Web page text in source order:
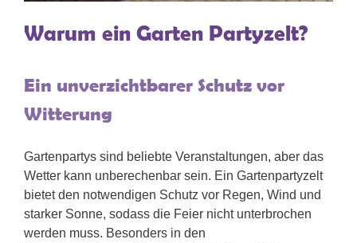
Warum ein Garten Partyzelt?
Ein unverzichtbarer Schutz vor
Witterung
Gartenpartys sind beliebte Veranstaltungen, aber das
Wetter kann unberechenbar sein. Ein Gartenpartyzelt
bietet den notwendigen Schutz vor Regen, Wind und
starker Sonne, sodass die Feier nicht unterbrochen
werden muss. Besonders in den